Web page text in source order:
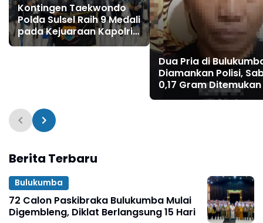
Kontingen Taekwondo
Polda Sulsel Raih 9 Medali
pada Kejuaraan Kapolri
Cup Banten 2026
Dua Pria di
Diamankan Polisi,
0,17 Gram
Celana
Berita Terbaru
Bulukumba
72 Calon Paskibraka Bulukumba Mulai
Digembleng, Diklat Berlangsung 15 Hari